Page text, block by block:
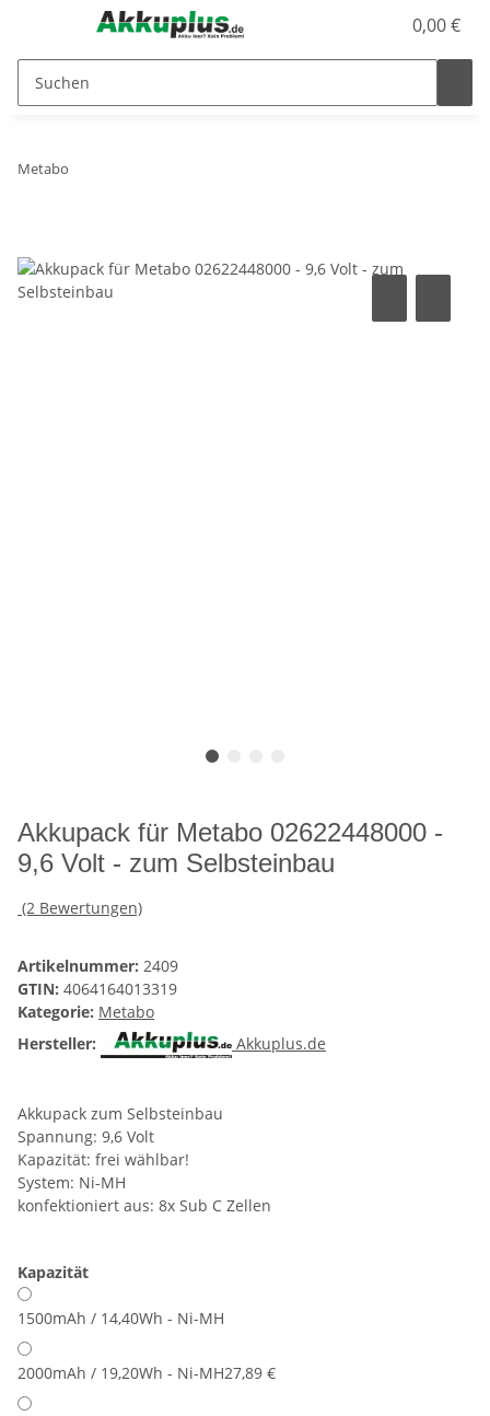
0,00 €
Metabo
Akkupack für Metabo 02622448000 -
9,6 Volt - zum Selbsteinbau
(2 Bewertungen)
Artikelnummer: 2409
GTIN: 4064164013319
Kategorie: Metabo
Hersteller:
Akkuplus.de
Akkupack zum Selbsteinbau
Spannung: 9,6 Volt
Kapazität: frei wählbar!
System: Ni-MH
konfektioniert aus: 8x Sub C Zellen
Kapazität
1500mAh / 14,40Wh - Ni-MH
2000mAh / 19,20Wh - Ni-MH27,89 €